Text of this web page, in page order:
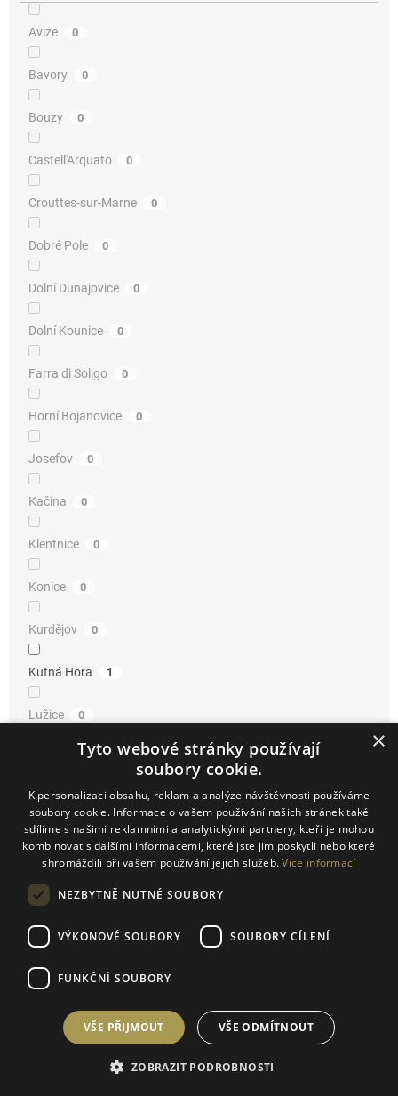
Avize 0
Bavory 0
Bouzy 0
Castell'Arquato 0
Crouttes-sur-Marne 0
Dobré Pole 0
Dolní Dunajovice 0
Dolní Kounice 0
Farra di Soligo 0
Horní Bojanovice 0
Josefov 0
Kačina 0
Klentnice 0
Konice 0
Kurdějov 0
Kutná Hora 1
Lužice 0
0
Mikulov 0
Miroslav 0
Němčičky
Novosedly
Novosedly na Moravě 0
Olbrahomice 0
×
Tyto webové stránky používají
soubory cookie.
K personalizaci obsahu, reklam a analýze návštěvnosti používáme
soubory cookie. Informace o vašem používání našich stránek také
sdílíme s našimi reklamními a analytickými partnery, kteří je mohou
kombinovat s dalšími informacemi, které jste jim poskytli nebo které
shromáždili při vašem používání jejich služeb.Více informací
NEZBYTNĚ NUTNÉ SOUBORY
VÝKONOVÉ SOUBORY SOUBORY CÍLENÍ
FUNKČNÍ SOUBORY
VŠE PŘIJMOUT VŠE ODMÍTNOUT
ZOBRAZIT PODROBNOSTI